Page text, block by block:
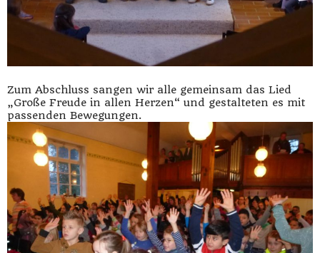
Zum Abschluss sangen wir alle gemeinsam das Lied
„Große Freude in allen Herzen“ und gestalteten es mit
passenden Bewegungen.